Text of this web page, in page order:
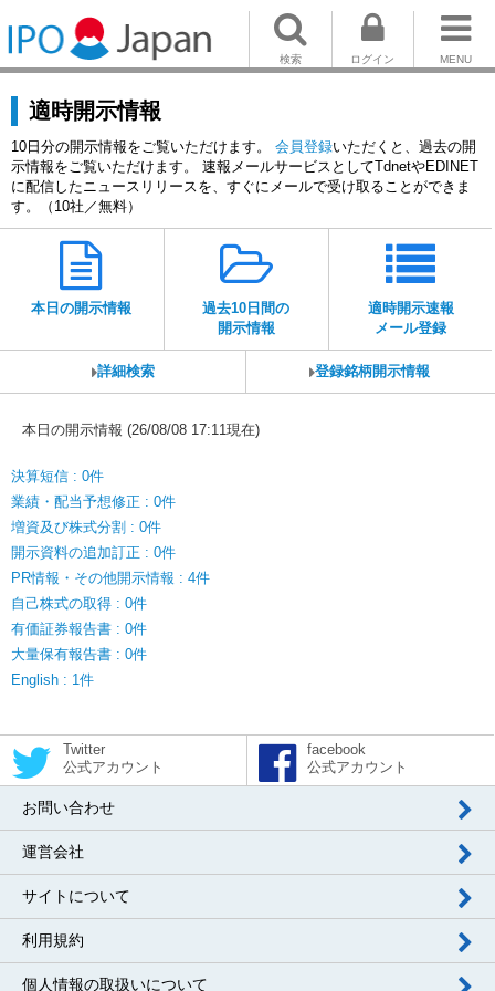
MENU
ログイン
検索
適時開示情報
10日分の開示情報をご覧いただけます。 会員登録いただくと、過去の開
示情報をご覧いただけます。 速報メールサービスとしてTdnetやEDINET
に配信したニュースリリースを、すぐにメールで受け取ることができま
す。（10社／無料）
本日の開示情報
過去10日間の
開示情報
適時開示速報
メール登録
詳細検索 登録銘柄開示情報
本日の開示情報 (26/08/08 17:11現在)
決算短信 : 0件
業績・配当予想修正 : 0件
増資及び株式分割 : 0件
開示資料の追加訂正 : 0件
PR情報・その他開示情報 : 4件
自己株式の取得 : 0件
有価証券報告書 : 0件
大量保有報告書 : 0件
English : 1件
Twitter
公式アカウント
facebook
公式アカウント
お問い合わせ
運営会社
サイトについて
利用規約
個人情報の取扱いについて